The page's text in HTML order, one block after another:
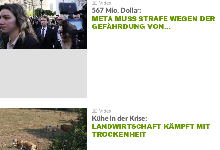
567 Mio. Dollar:
META MUSS STRAFE WEGEN DER
GEFÄHRDUNG VON…
Kühe in der Krise:
LANDWIRTSCHAFT KÄMPFT MIT
TROCKENHEIT